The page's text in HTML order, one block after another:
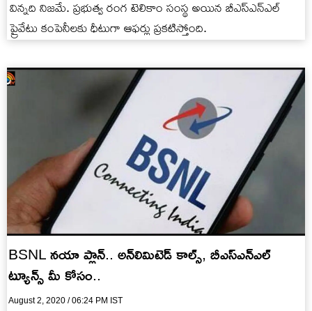
విన్నది నిజమే. ప్రభుత్వ రంగ టెలికాం సంస్థ అయిన బీఎస్ఎన్ఎల్
ప్రైవేటు కంపెనీలకు ధీటుగా ఆఫర్లు ప్రకటిస్తోంది.
BSNL నయా ప్లాన్.. అన్‌లిమిటెడ్ కాల్స్, బీఎస్ఎన్ఎల్
ట్యూన్స్ మీ కోసం..
August 2, 2020 / 06:24 PM IST